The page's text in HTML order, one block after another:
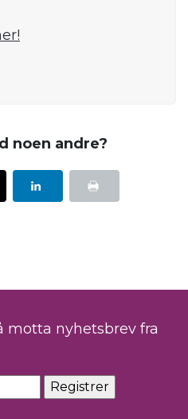
noen andre?
motta nyhetsbrev fra